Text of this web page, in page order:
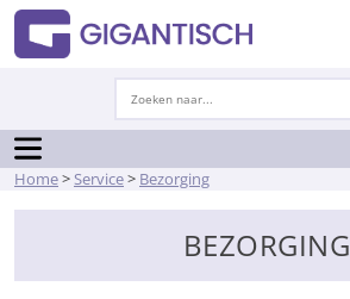
Home>Service> Bezorging
BEZORGING